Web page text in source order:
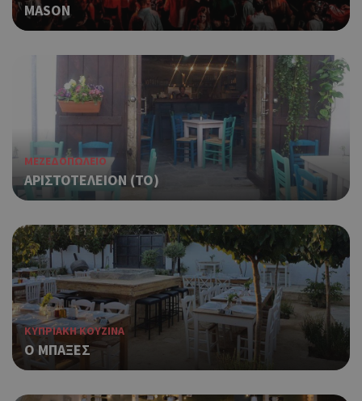
MASON
ΜΕΖΕΔΟΠΩΛΕΙΟ
ΑΡΙΣΤΟΤΕΛΕΙΟΝ (ΤΟ)
ΚΥΠΡΙΑΚΗ ΚΟΥΖΙΝΑ
Ο ΜΠΑΞΕΣ